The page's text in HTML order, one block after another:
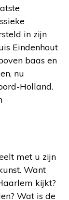
in zijn
Eindenhout
baas en
nu
Holland.
met u zijn
Want
kijkt?
Wat is de